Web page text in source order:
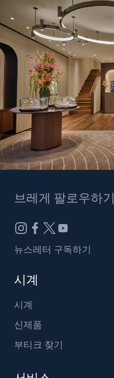
브레게 팔로우하기
뉴스레터 구독하기
시계
시계
신제품
부티크 찾기